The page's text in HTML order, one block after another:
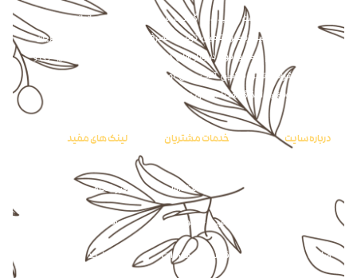
شرکت کشت و صنعت سفید دانه گنبد در سال 1376 با هدف سازماندهی و ایجاد
ارتباط مستقیم بین زنجیره تامین، تولید و مصرف، افزایش رضایتمندی مشتریان،
تهیه غذای سالم و حضور موثر در بازار های داخلی و بین المللی، اقدام به خریداری و
نصب پیشرفته ترین ماشین آلات و فن آوری روز دنیا نمود و با بیش از یک دهه
فعالیت موفق به اخذ گواهینامه های معتبر ملی و بین المللی گردید.
درباره سایت
وبلاگ
خدمات مشتریان
سوالات متداول
حریم خصوصی
قوانین و مقررات
لینک های مفید
فروشگاه
حساب کاربری
سبد خرید